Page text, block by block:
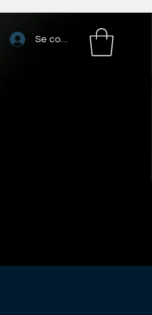
Se connecter